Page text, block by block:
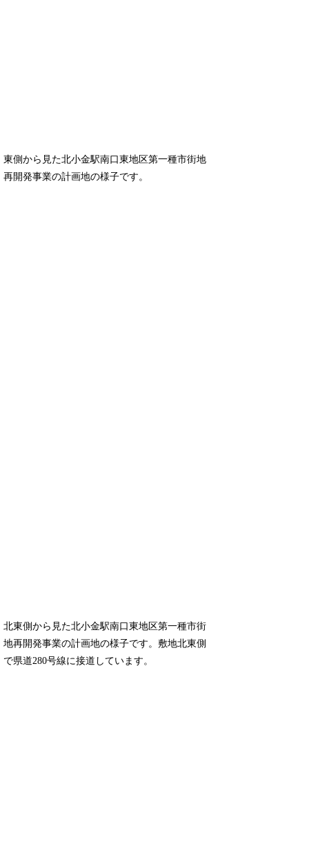
東側から見た北小金駅南口東地区第一種市街地
再開発事業の計画地の様子です。
北東側から見た北小金駅南口東地区第一種市街
地再開発事業の計画地の様子です。敷地北東側
で県道280号線に接道しています。